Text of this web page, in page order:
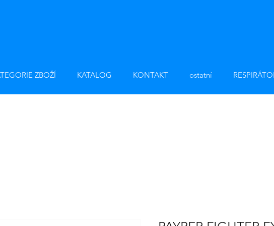
ZBOŽÍ KATALOG KONTAKT ostatní